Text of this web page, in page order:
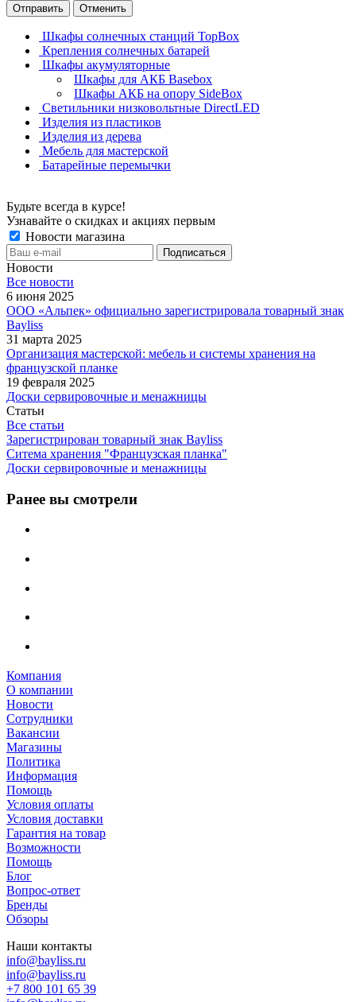
Отправить Отменить
Шкафы солнечных станций TopBox
Крепления солнечных батарей
Шкафы акумуляторные
Шкафы для АКБ Basebox
Шкафы АКБ на опору SideBox
Светильники низковольтные DirectLED
Изделия из пластиков
Изделия из дерева
Мебель для мастерской
Батарейные перемычки
Будьте всегда в курсе!
Узнавайте о скидках и акциях первым
Новости магазина
Новости
Все новости
6 июня 2025
ООО «Альпек» официально зарегистрировала товарный знак
Bayliss
31 марта 2025
Организация мастерской: мебель и системы хранения на
французской планке
19 февраля 2025
Доски сервировочные и менажницы
Статьи
Все статьи
Зарегистрирован товарный знак Bayliss
Ситема хранения "Французская планка"
Доски сервировочные и менажницы
Ранее вы смотрели
Компания
О компании
Новости
Сотрудники
Вакансии
Магазины
Политика
Информация
Помощь
Условия оплаты
Условия доставки
Гарантия на товар
Возможности
Помощь
Блог
Вопрос-ответ
Бренды
Обзоры
Наши контакты
info@bayliss.ru
info@bayliss.ru
+7 800 101 65 39